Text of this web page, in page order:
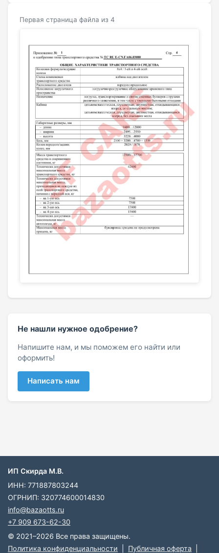
Первая страница файла из 4
Не нашли нужное одобрение?
Напишите нам, и мы поможем его найти или
оформить!
Написать нам
ИП Скирда М.В.
ИНН: 771887803244
ОГРНИП: 320774600014830
info@bazaotts.ru
+7 909 673-62-30
© 2021–2026 Все права защищены.
Политика конфиденциальности
Публичная оферта